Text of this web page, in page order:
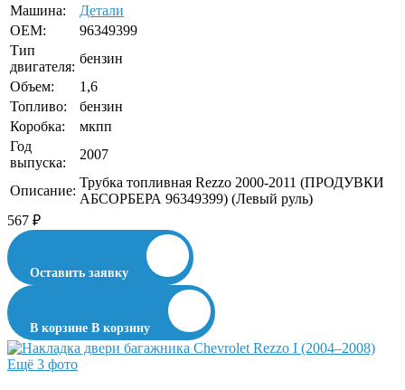
Машина:
Детали
OEM:
96349399
Тип
двигателя:
бензин
Объем:
1,6
Топливо:
бензин
Коробка:
мкпп
Год
выпуска:
2007
Описание:
Трубка топливная Rezzo 2000-2011 (ПРОДУВКИ
АБСОРБЕРА 96349399) (Левый руль)
567 ₽
Оставить заявку
В корзине В корзину
Ещё 3 фото